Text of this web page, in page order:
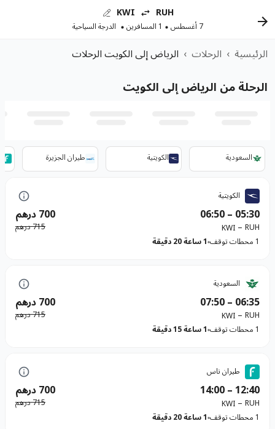
RUH
KWI
7 أغسطس 1 المسافرين الدرجة السياحية
الرئيسية › الرحلات › الرياض إلى الكويت الرحلات
الرحلة من الرياض إلى الكويت
السعودية الكويتية طيران الجزيرة
الكويتية
05:30
–
06:50 700 درهم
RUH
–
KWI
715 درهم
1 محطات توقف
1 ساعة 20 دقيقة
السعودية
06:35
–
07:50 700 درهم
RUH
–
KWI
715 درهم
1 محطات توقف
1 ساعة 15 دقيقة
طيران ناس
12:40
–
14:00 700 درهم
RUH
–
KWI
715 درهم
1 محطات توقف
1 ساعة 20 دقيقة